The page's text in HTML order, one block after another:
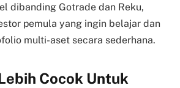
dibanding Gotrade dan Reku,
pemula yang ingin belajar dan
multi-aset secara sederhana.
Cocok Untuk